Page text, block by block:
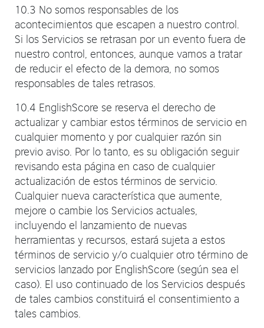
10.3 No somos responsables de los
acontecimientos que escapen a nuestro control.
Si los Servicios se retrasan por un evento fuera de
nuestro control, entonces, aunque vamos a tratar
de reducir el efecto de la demora, no somos
responsables de tales retrasos.
10.4 EnglishScore se reserva el derecho de
actualizar y cambiar estos términos de servicio en
cualquier momento y por cualquier razón sin
previo aviso. Por lo tanto, es su obligación seguir
revisando esta página en caso de cualquier
actualización de estos términos de servicio.
Cualquier nueva característica que aumente,
mejore o cambie los Servicios actuales,
incluyendo el lanzamiento de nuevas
herramientas y recursos, estará sujeta a estos
términos de servicio y/o cualquier otro término de
servicios lanzado por EnglishScore (según sea el
caso). El uso continuado de los Servicios después
de tales cambios constituirá el consentimiento a
tales cambios.